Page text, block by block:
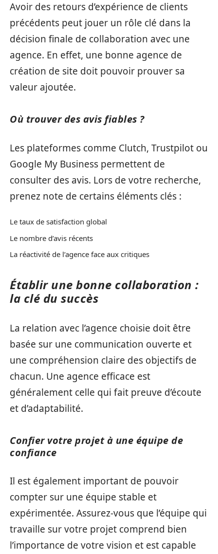
Avoir des retours d’expérience de clients
précédents peut jouer un rôle clé dans la
décision finale de collaboration avec une
agence. En effet, une bonne agence de
création de site doit pouvoir prouver sa
valeur ajoutée.
Où trouver des avis fiables ?
Les plateformes comme Clutch, Trustpilot ou
Google My Business permettent de
consulter des avis. Lors de votre recherche,
prenez note de certains éléments clés :
Le taux de satisfaction global
Le nombre d’avis récents
La réactivité de l’agence face aux critiques
Établir une bonne collaboration :
la clé du succès
La relation avec l’agence choisie doit être
basée sur une communication ouverte et
une compréhension claire des objectifs de
chacun. Une agence efficace est
généralement celle qui fait preuve d’écoute
et d’adaptabilité.
Confier votre projet à une équipe de
confiance
Il est également important de pouvoir
compter sur une équipe stable et
expérimentée. Assurez-vous que l’équipe qui
travaille sur votre projet comprend bien
l’importance de votre vision et est capable